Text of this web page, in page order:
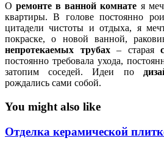
О ремонте в ванной комнате я
квартиры. В голове постоянно
цитадели чистоты и отдыха, я
покраске, о новой ванной,
непротекаемых трубах– старая
постоянно требовала ухода,
затопим соседей. Идеи по
рождались сами собой.
You might also like
Отделка керамической